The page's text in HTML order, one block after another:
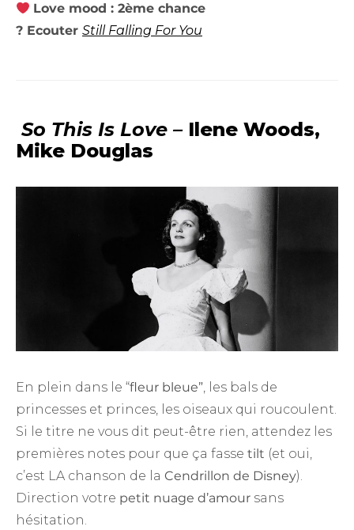
Love mood : 2ème chance
? Ecouter Still Falling For You
So This Is Love –Ilene Woods,
Mike Douglas
En plein dans le “fleur bleue” , les bals de
princesses et princes, les oiseaux qui roucoulent.
Si le titre ne vous dit peut-être rien, attendez les
premières notes pour que ça fasse tilt (et oui,
c’est LA chanson de la Cendrillon de Disney).
Direction votre petit nuage d’amour sans
hésitation.